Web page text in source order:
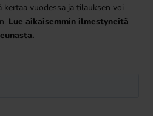
vuodessa ja tilauksen voi
Lue aikaisemmin ilmestyneitä